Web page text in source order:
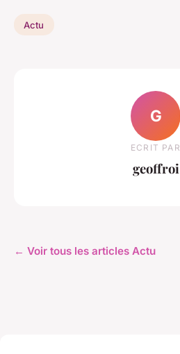
Actu
G
ECRIT PAR
geoffroi
← Voir tous les articles Actu